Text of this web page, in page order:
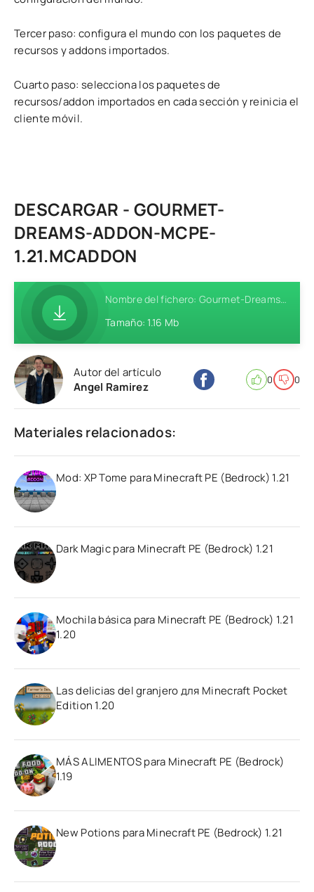
Tercer paso: configura el mundo con los paquetes de
recursos y addons importados.
Cuarto paso: selecciona los paquetes de
recursos/addon importados en cada sección y reinicia el
cliente móvil.
DESCARGAR - GOURMET-
DREAMS-ADDON-MCPE-
1.21.MCADDON
Nombre del fichero: Gourmet-Dreams-Addon-MCPE-1.21.mcaddon
Tamaño: 1.16 Mb
Autor del artículo
Angel Ramirez
0 0
Materiales relacionados:
Mod: XP Tome para Minecraft PE (Bedrock) 1.21
Dark Magic para Minecraft PE (Bedrock) 1.21
Mochila básica para Minecraft PE (Bedrock) 1.21
1.20
Las delicias del granjero для Minecraft Pocket
Edition 1.20
MÁS ALIMENTOS para Minecraft PE (Bedrock)
1.19
New Potions para Minecraft PE (Bedrock) 1.21